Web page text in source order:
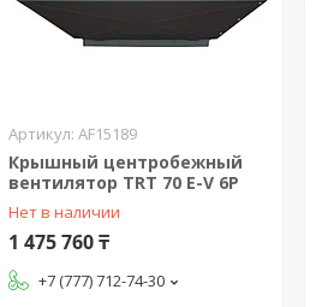
AF15189
Крышный центробежный
вентилятор TRT 70 E-V 6P
Нет в наличии
1 475 760 ₸
+7 (777) 712-74-30